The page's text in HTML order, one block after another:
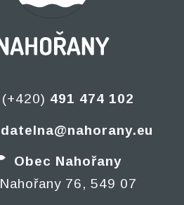
(+420) 491 474 102
Obec Nahořany
Nahořany 76, 549 07